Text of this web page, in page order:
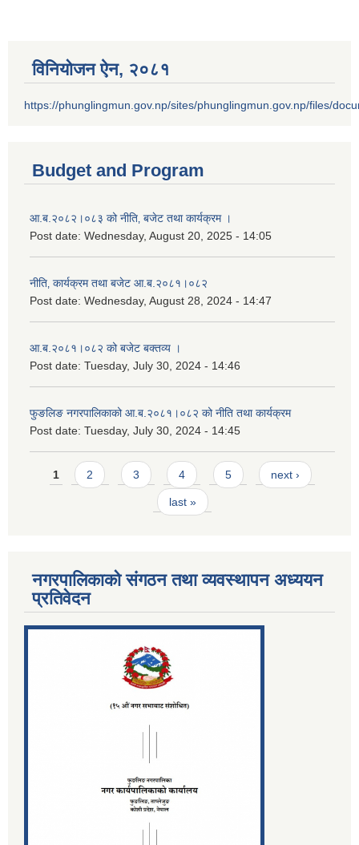
विनियोजन ऐन‚ २०८१
https://phunglingmun.gov.np/sites/phunglingmun.gov.np/files/
Budget and Program
आ.ब.२०८२।०८३ को नीति‚ बजेट तथा कार्यक्रम ।
Post date: Wednesday, August 20, 2025 - 14:05
नीति‚ कार्यक्रम तथा बजेट आ.ब.२०८१।०८२
Post date: Wednesday, August 28, 2024 - 14:47
आ.ब.२०८१।०८२ को बजेट बक्तव्य ।
Post date: Tuesday, July 30, 2024 - 14:46
फुङलिङ नगरपालिकाको आ.ब.२०८१।०८२ को नीति तथा कार्यक्रम
Post date: Tuesday, July 30, 2024 - 14:45
Pages
1 2 3 4 5 next ›
last »
नगरपालिकाको संगठन तथा व्यवस्थापन अध्ययन
प्रतिवेदन